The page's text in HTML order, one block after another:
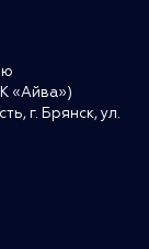
«Айва»)
г. Брянск, ул.